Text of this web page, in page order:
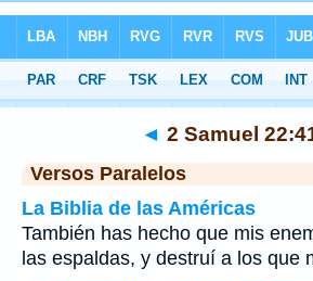
>2 Samuel Capítulo 22 > Verso 41
◄ 2 Samuel
Versos Paralelos
La Biblia de las Américas
También has hecho que mis
las espaldas, y destruí a los que